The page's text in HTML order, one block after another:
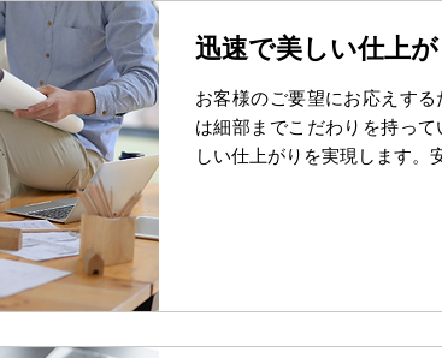
迅速で美しい仕上が
お客様のご要望にお応えす
は細部までこだわりを持っ
しい仕上がりを実現します。